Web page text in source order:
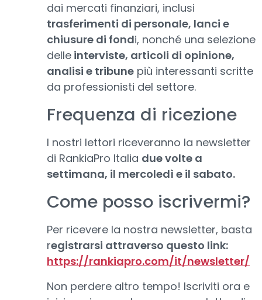
dai mercati finanziari, inclusi
trasferimenti di personale, lanci e
chiusure di fondi, nonché una selezione
delle interviste, articoli di opinione,
analisi e tribune più interessanti scritte
da professionisti del settore.
Frequenza di ricezione
I nostri lettori riceveranno la newsletter
di RankiaPro Italia due volte a
settimana, il mercoledì e il sabato.
Come posso iscrivermi?
Per ricevere la nostra newsletter, basta
registrarsi attraverso questo link:
https://rankiapro.com/it/newsletter/
Non perdere altro tempo! Iscriviti ora e